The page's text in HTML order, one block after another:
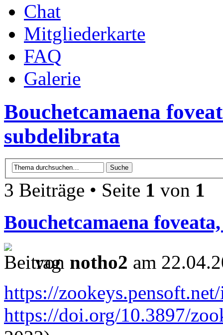
Chat
Mitgliederkarte
FAQ
Galerie
Bouchetcamaena
subdelibrata
3 Beiträge • Seite 1 von 1
Bouchetcamaena
von notho2 am
https://
https://doi.org/10.3897/